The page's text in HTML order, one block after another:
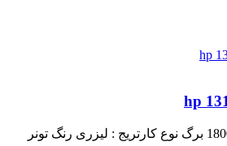
نوع کارتریج : لیزری رنگ تونر